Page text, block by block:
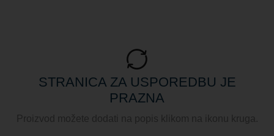
STRANICA ZA USPOREDBU JE
PRAZNA